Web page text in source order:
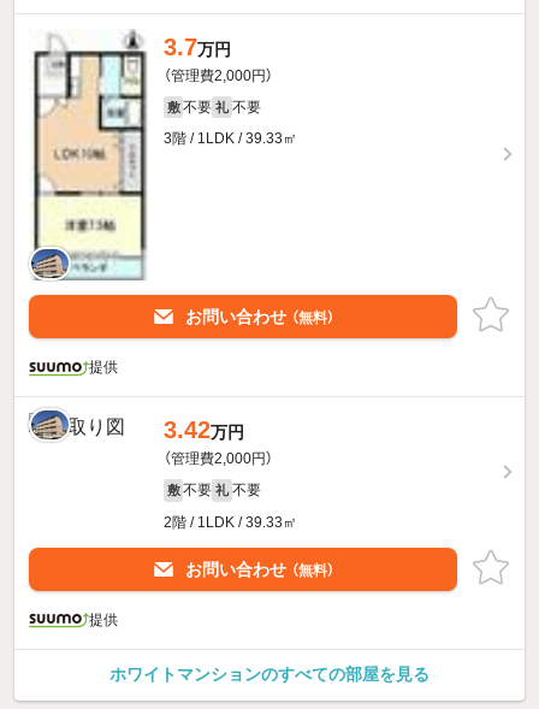
3.7万円
（管理費2,000円）
敷 不要 礼 不要
3階 / 1LDK / 39.33㎡
お問い合わせ （無料）
提供
3.42万円
（管理費2,000円）
敷 不要 礼 不要
2階 / 1LDK / 39.33㎡
お問い合わせ （無料）
提供
ホワイトマンションのすべての部屋を見る